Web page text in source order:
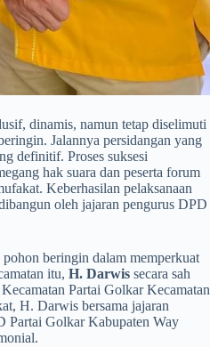
dinamis, namun tetap diselimuti
Jalannya persidangan yang
definitif. Proses suksesi
hak suara dan peserta forum
Keberhasilan pelaksanaan
oleh jajaran pengurus DPD
beringin dalam memperkuat
itu, H. Darwis secara sah
Partai Golkar Kecamatan
H. Darwis bersama jajaran
Partai Golkar Kabupaten Way